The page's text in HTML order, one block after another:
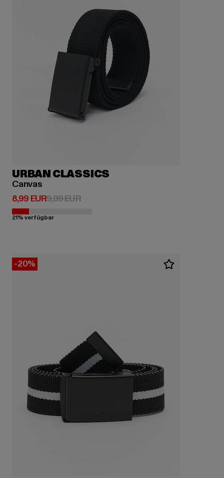
URBAN CLASSICS
Canvas
8,99 EUR
Derzeitiger Preis: 8,99 EUR
9,99 EURAktionspreis: 9,99 EUR
21% verfügbar
-20%